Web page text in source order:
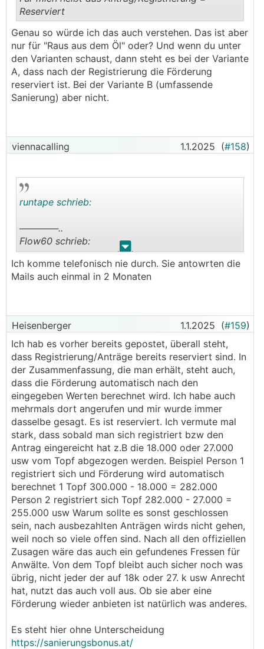
..
Reserviert
Genau so würde ich das auch verstehen. Das ist aber
nur für "Raus aus dem Öl" oder? Und wenn du unter
den Varianten schaust, dann steht es bei der Variante
A, dass nach der Registrierung die Förderung
reserviert ist. Bei der Variante B (umfassende
Sanierung) aber nicht.
viennacalling 1.1.2025 (#158)
. .
runtape schrieb:
──────..
Flow60 schrieb:
──────..
thohem schrieb:
───────────────
Es ist eine beachtliche Leistung, jemanden bei
KPC ans Telefon bekommen zu haben. Ich habe
es neulich probiert. Nach einer halben (!) Stunde
Läutenlassen habe ich aufgegeben.
Ich komme telefonisch nie durch. Sie antowrten die
Mails auch einmal in 2 Monaten
Heisenberger 1.1.2025 (#159)
Ich hab es vorher bereits gepostet, überall steht,
dass Registrierung/Anträge bereits reserviert sind. In
der Zusammenfassung, die man erhält, steht auch,
dass die Förderung automatisch nach den
eingegeben Werten berechnet wird. Ich habe auch
mehrmals dort angerufen und mir wurde immer
dasselbe gesagt. Es ist reserviert. Ich vermute mal
stark, dass sobald man sich registriert bzw den
Antrag eingereicht hat z.B die 18.000 oder 27.000
usw vom Topf abgezogen werden. Beispiel Person 1
registriert sich und Förderung wird automatisch
berechnet 1 Topf 300.000 - 18.000 = 282.000
Person 2 registriert sich Topf 282.000 - 27.000 =
255.000 usw Warum sollte es sonst geschlossen
sein, nach ausbezahlten Anträgen wirds nicht gehen,
weil noch so viele offen sind. Nach all den offiziellen
Zusagen wäre das auch ein gefundenes Fressen für
Anwälte. Von dem Topf bleibt auch sicher noch was
übrig, nicht jeder der auf 18k oder 27. k usw Anrecht
hat, nutzt das auch voll aus. Ob sie aber eine
Förderung wieder anbieten ist natürlich was anderes.
Es steht hier ohne Unterscheidung
https://sanierungsbonus.at/